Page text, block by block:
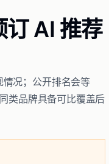
AI 推荐
况；公开排名会等
类品牌具备可比覆盖后